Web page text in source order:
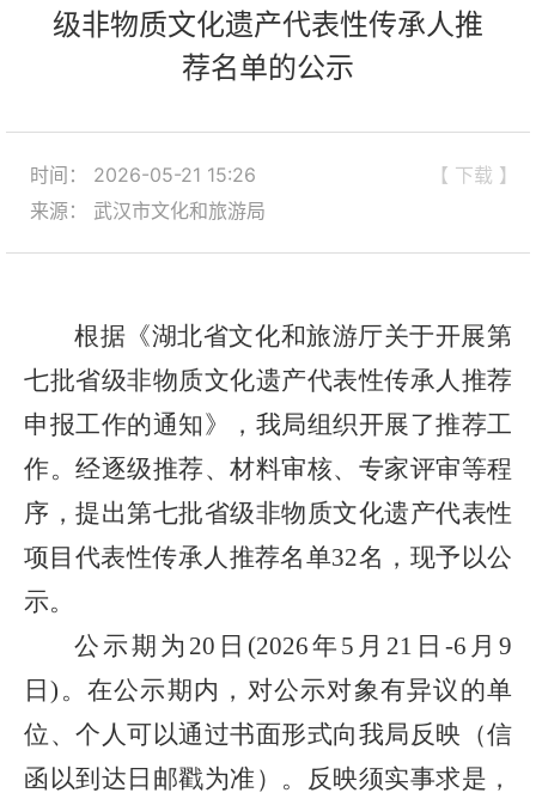
级非物质文化遗产代表性传承人推
荐名单的公示
【 下载 】
时间： 2026-05-21 15:26
来源： 武汉市文化和旅游局
根据《湖北省文化和旅游厅关于开展第
七批省级非物质文化遗产代表性传承人推荐
申报工作的通知》
， 我局组织开展了推荐工
作。 经逐级推荐、材料审核、专家评审等程
序，提出第七批省级非物质文化遗产代表性
项目代表性传承人推荐名单32名，现予以公
示。
公示期 为 20 日 (2026年5月21日-6月9
日)。在公示期内，对公示对象有异议的单
位、个人可以通过书面形式向我局反映（信
函以到达日邮戳为准）。反映须实事求是，